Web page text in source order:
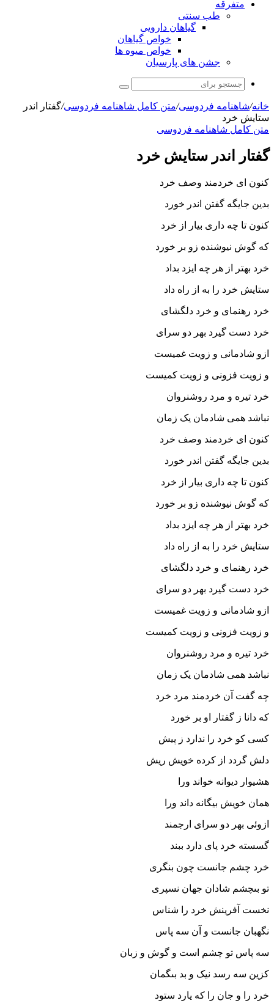
متفرقه
طب سنتی
گیاهان دارویی
خواص گیاهان
خواص میوه ها
جشن های پارسیان
جستجو
برای
خانه/شاهنامه فردوسی متن کامل شاهنامه فردوسی گفتار اندر
ستایش خرد
متن کامل شاهنامه فردوسی
گفتار اندر ستایش خرد
کنون اى خردمند وصف خرد
بدین جایگه گفتن اندر خورد
کنون تا چه دارى بیار از خرد
که گوش نیوشنده زو بر خورد
خرد بهتر از هر چه ایزد بداد
ستایش خرد را به از راه داد
خرد رهنماى و خرد دلگشاى
خرد دست گیرد بهر دو سراى‏
ازو شادمانى و زویت غمیست
و زویت فزونى و زویت کمیست‏
خرد تیره و مرد روشن‏روان
نباشد همى شادمان یک زمان‏
کنون اى خردمند وصف خرد
بدین جایگه گفتن اندر خورد
کنون تا چه دارى بیار از خرد
که گوش نیوشنده زو بر خورد
خرد بهتر از هر چه ایزد بداد
ستایش خرد را به از راه داد
خرد رهنماى و خرد دلگشاى
خرد دست گیرد بهر دو سراى‏
ازو شادمانى و زویت غمیست
و زویت فزونى و زویت کمیست‏
خرد تیره و مرد روشن‏روان
نباشد همى شادمان یک زمان‏
چه گفت آن خردمند مرد خرد
که دانا ز گفتار او بر خورد
کسى کو خرد را ندارد ز پیش
دلش گردد از کرده خویش ریش‏
هشیوار دیوانه خواند ورا
همان خویش بیگانه داند ورا
ازوئى بهر دو سراى ارجمند
گسسته خرد پاى دارد ببند
خرد چشم جانست چون بنگرى
تو بى‏چشم شادان جهان نسپرى‏
نخست آفرینش خرد را شناس
نگهبان جانست و آن سه پاس‏
سه پاس تو چشم است و گوش و زبان
کزین سه رسد نیک و بد بى‏گمان‏
خرد را و جان را که یارد ستود